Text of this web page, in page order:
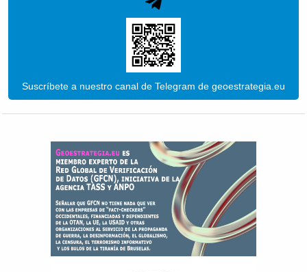
Suscríbete a nuestro canal de Telegram de geoestrategia.eu